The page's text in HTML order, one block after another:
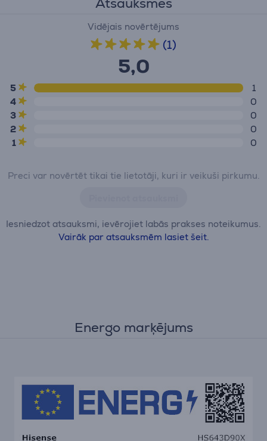
Vidējais novērtējums
(1)
5,0
5
1
4
0
3
0
2
0
1
0
Preci var novērtēt tikai tie lietotāji, kuri ir veikuši pirkumu.
Iesniedzot atsauksmi, ievērojiet labās prakses noteikumus.
Vairāk par atsauksmēm lasiet šeit.
Energo marķējums